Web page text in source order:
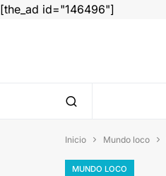
[the_ad id="146496"]
Inicio  Mundo loco 
MUNDO LOCO